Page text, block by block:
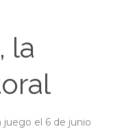
la
juego el 6 de junio